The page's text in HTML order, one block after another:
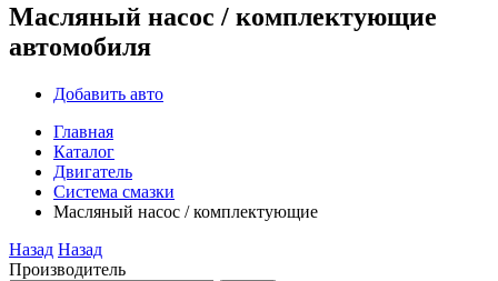
Масляный насос / комплектующие
автомобиля
Добавить авто
Главная
Каталог
Двигатель
Система смазки
Масляный насос / комплектующие
Назад Назад
Производитель